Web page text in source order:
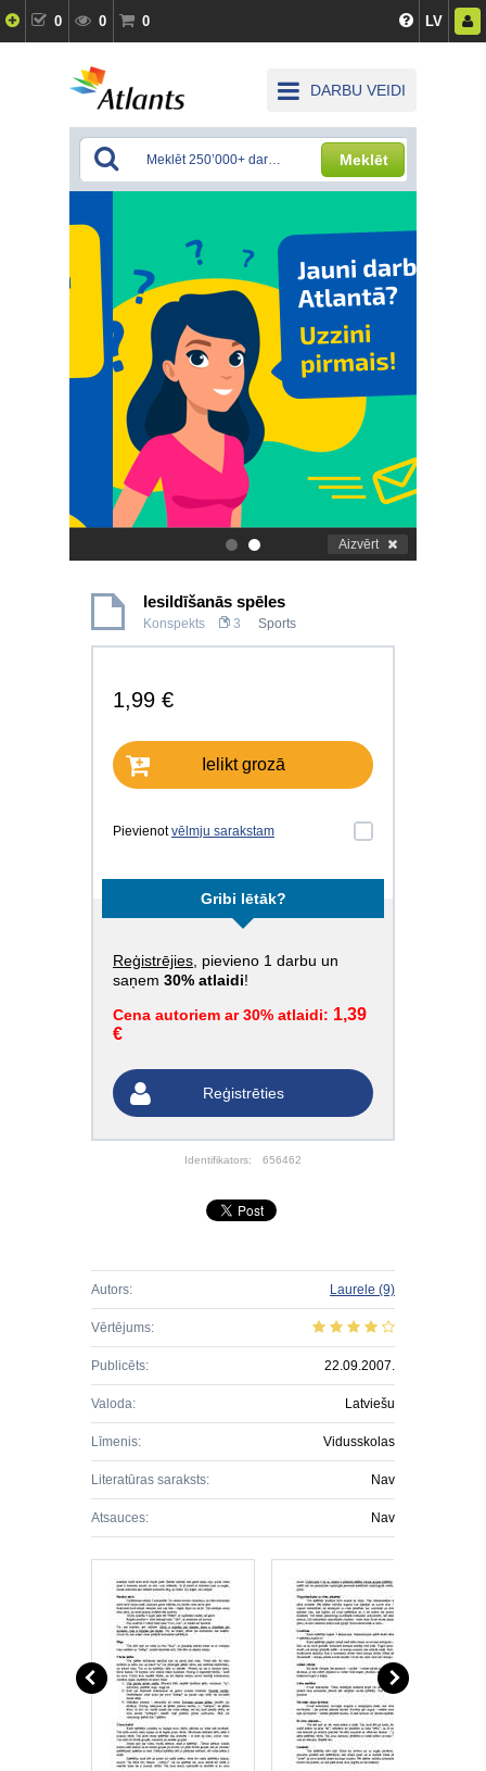
0 0 0 LV
DARBU VEIDI
Meklēt
. Aizvērt
Iesildīšanās spēles
Konspekts 3 Sports
1,99 €
Ielikt grozā
Pievienotvēlmju sarakstam
Gribi lētāk?
Reģistrējies , pievieno 1 darbu un
saņem 30% atlaidi!
Cena autoriem ar 30% atlaidi: 1,39
€
Reģistrēties
Identifikators: 656462
Autors: Laurele (9)
Vērtējums:
Publicēts: 22.09.2007.
Valoda: Latviešu
Līmenis: Vidusskolas
Literatūras saraksts: Nav
Atsauces: Nav